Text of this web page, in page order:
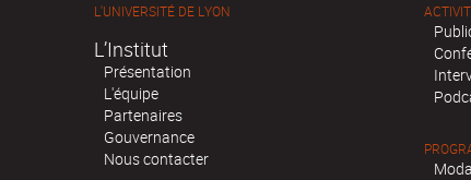
L'UNIVERSITÉ DE LYON
L’Institut
Présentation
L'équipe
Partenaires
Gouvernance
Nous contacter